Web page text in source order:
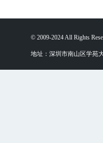
© 2009-2024 All Rights
地址：深圳市南山区学苑